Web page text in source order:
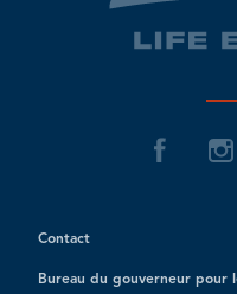
Contact
Bureau du gouverneur pour